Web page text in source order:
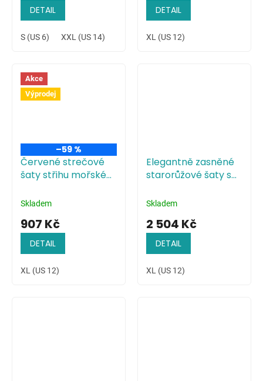
DETAIL
S (US 6) XXL (US 14)
DETAIL
XL (US 12)
Akce
Výprodej
–59 %
Červené strečové
šaty střihu mořské
Skladem
907 Kč
DETAIL
XL (US 12)
Elegantně zasněné
starorůžové šaty s
živůtkem
Skladem
2 504 Kč
DETAIL
XL (US 12)